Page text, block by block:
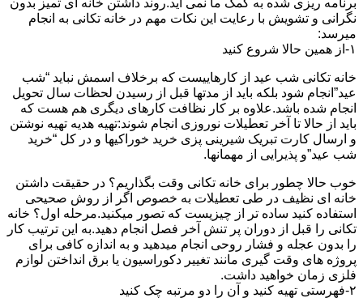
نگرانی و تشویش با رعایت این نکات مهم در خانه تکانی به انجام
میرسد:
۱-از همین حالا شروع کنید
خانه تکانی شب عید از کارهاییست که برخلاف اسمش نباید “شب
عید”انجام شود بلکه باید از مدتها قبل از رسیدن لحظات سال تحویل
انجام شده باشد.علاوه بر کار نظافت کارهای دیگری هم هست که
باید از حالا تا آخر تعطیلات نوروزی انجام شوند:تهیه هدیه تهیه نوشتن
و ارسال کارت تبریک شیرینی پزی خرید خوراکیها و در کل “خرید
شب عید”و پذیرایی از مهمانها.
خوب حالا چطور برای خانه تکانی وقت بگذاریم؟ در حقیقت داشتن
خانه ای نظیف در طی تعطیلات به خصوص اگر از روش صحیحی
استفاده کنید ساده تر از چیزیست که تصور میکنید.مرحله اول؟ خانه
تکانی را قبل از دوران پر تنش آخر فصل انجام دهید.به این ترتیب کار
را بدون عجله و فشار روحی انجام میدهید و به اندازه کافی برای
پروژه های وقت گیری مانند تغییر دکوراسیون یا برق انداختن لوازم
فلزی زمان خواهید داشت.
۲-فهرستی تهیه کنید و آن را دو مرتبه چک کنید